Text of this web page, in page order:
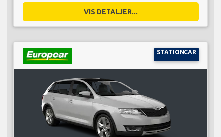
VIS DETALJER...
STATIONCAR